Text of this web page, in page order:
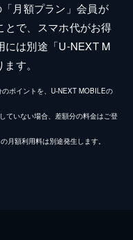
月額プラン」会員が
とで、スマホ代がお得
には別途「U-NEXT M
す。
ポイントを、U-NEXT MOBILEの
ていない場合、差額分の料金はご登
月額利用料は別途発生します。